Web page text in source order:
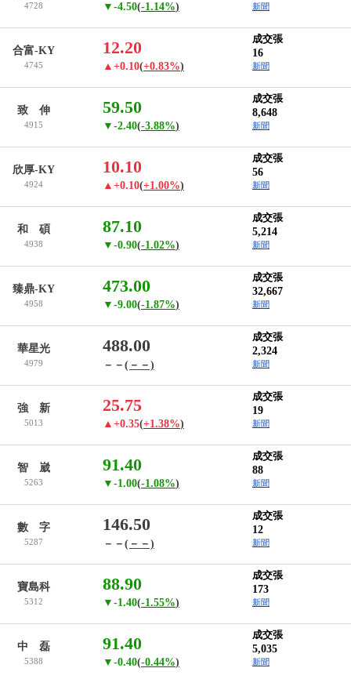
4728 ▼-4.50(-1.14%) 新聞
合富-KY
4745
12.20
▲+0.10(+0.83%)
成交張
16
新聞
致 伸
4915
59.50
▼-2.40(-3.88%)
成交張
8,648
新聞
欣厚-KY
4924
10.10
▲+0.10(+1.00%)
成交張
56
新聞
和 碩
4938
87.10
▼-0.90(-1.02%)
成交張
5,214
新聞
臻鼎-KY
4958
473.00
▼-9.00(-1.87%)
成交張
32,667
新聞
華星光
4979
488.00
－－ (－－)
成交張
2,324
新聞
強 新
5013
25.75
▲+0.35(+1.38%)
成交張
19
新聞
智 崴
5263
91.40
▼-1.00(-1.08%)
成交張
88
新聞
數 字
5287
146.50
－－ (－－)
成交張
12
新聞
寶島科
5312
88.90
▼-1.40(-1.55%)
成交張
173
新聞
中 磊
5388
91.40
▼-0.40(-0.44%)
成交張
5,035
新聞